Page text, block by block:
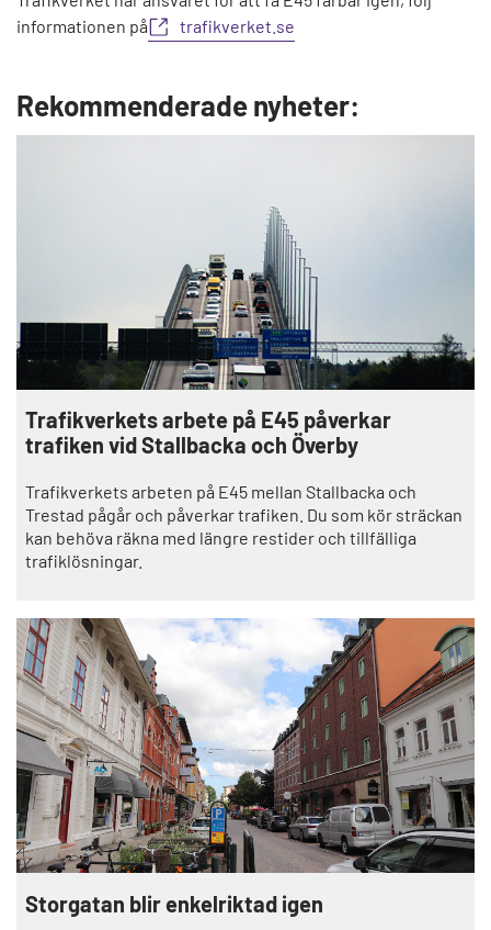
informationen på
trafikverket.se
Rekommenderade nyheter:
Trafikverkets arbete på E45 påverkar
trafiken vid Stallbacka och Överby
Trafikverkets arbeten på E45 mellan Stallbacka och
Trestad pågår och påverkar trafiken. Du som kör sträckan
kan behöva räkna med längre restider och tillfälliga
trafiklösningar.
Storgatan blir enkelriktad igen